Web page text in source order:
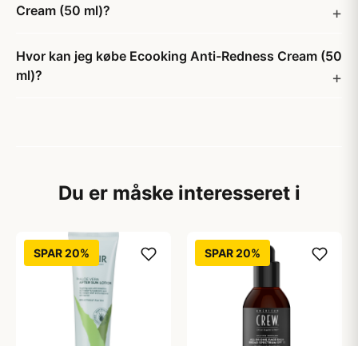
Cream (50 ml)?
Hvor kan jeg købe Ecooking Anti-Redness Cream (50
ml)?
Du er måske interesseret i
SPAR 20% SPAR 20%